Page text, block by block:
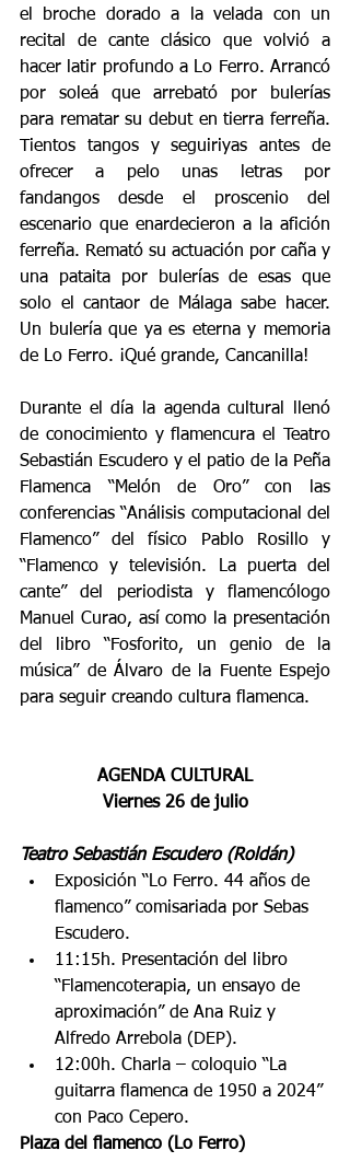
el broche dorado a la velada con un
recital de cante clásico que volvió a
hacer latir profundo a Lo Ferro. Arrancó
por soleá que arrebató por bulerías
para rematar su debut en tierra ferreña.
Tientos tangos y seguiriyas antes de
ofrecer a pelo unas letras por
fandangos desde el proscenio del
escenario que enardecieron a la afición
ferreña. Remató su actuación por caña y
una pataita por bulerías de esas que
solo el cantaor de Málaga sabe hacer.
Un bulería que ya es eterna y memoria
de Lo Ferro. ¡Qué grande, Cancanilla!
Durante el día la agenda cultural llenó
de conocimiento y flamencura el Teatro
Sebastián Escudero y el patio de la Peña
Flamenca “Melón de Oro” con las
conferencias “Análisis computacional del
Flamenco” del físico Pablo Rosillo y
“Flamenco y televisión. La puerta del
cante” del periodista y flamencólogo
Manuel Curao, así como la presentación
del libro “Fosforito, un genio de la
música” de Álvaro de la Fuente Espejo
para seguir creando cultura flamenca.
AGENDA CULTURAL
Viernes 26 de julio
Teatro Sebastián Escudero (Roldán)
Exposición “Lo Ferro. 44 años de
flamenco” comisariada por Sebas
Escudero.
11:15h. Presentación del libro
“Flamencoterapia, un ensayo de
aproximación” de Ana Ruiz y
Alfredo Arrebola (DEP).
12:00h. Charla – coloquio “La
guitarra flamenca de 1950 a 2024”
con Paco Cepero.
Plaza del flamenco (Lo Ferro)